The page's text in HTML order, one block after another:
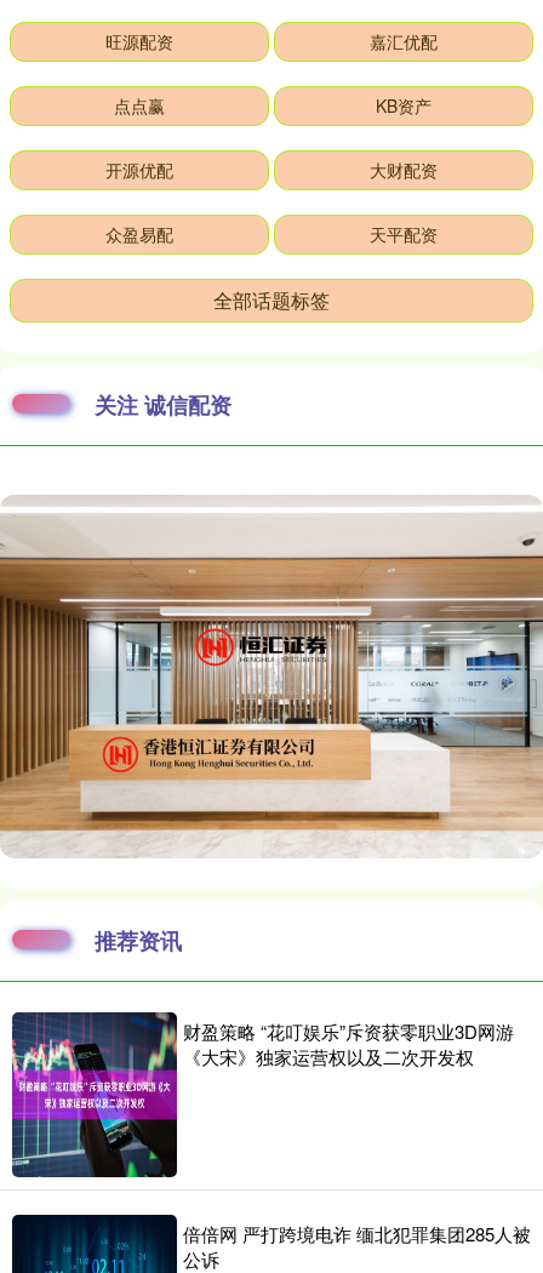
旺源配资 嘉汇优配
点点赢 KB资产
开源优配 大财配资
众盈易配 天平配资
全部话题标签
关注 诚信配资
推荐资讯
财盈策略 “花叮娱乐”斥资获零职业3D网游
《大宋》独家运营权以及二次开发权
倍倍网 严打跨境电诈 缅北犯罪集团285人被
公诉